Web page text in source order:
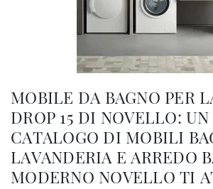
MOBILE DA BAGNO PER
DROP 15 DI NOVELLO:
CATALOGO DI MOBILI
LAVANDERIA E ARREDO
MODERNO NOVELLO TI